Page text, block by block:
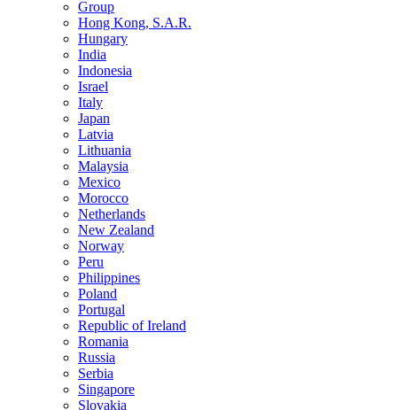
Group
Hong Kong, S.A.R.
Hungary
India
Indonesia
Israel
Italy
Japan
Latvia
Lithuania
Malaysia
Mexico
Morocco
Netherlands
New Zealand
Norway
Peru
Philippines
Poland
Portugal
Republic of Ireland
Romania
Russia
Serbia
Singapore
Slovakia